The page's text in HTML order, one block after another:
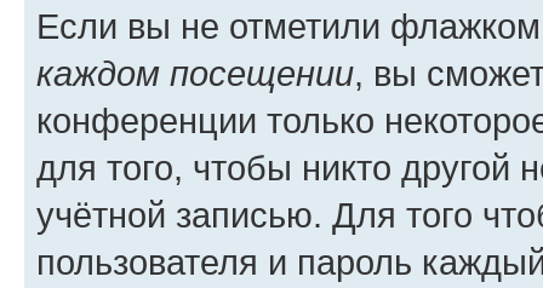
Если вы не отметили
каждом посещении, вы
конференции только
для того, чтобы никто другой
учётной записью. Для того
пользователя и пароль